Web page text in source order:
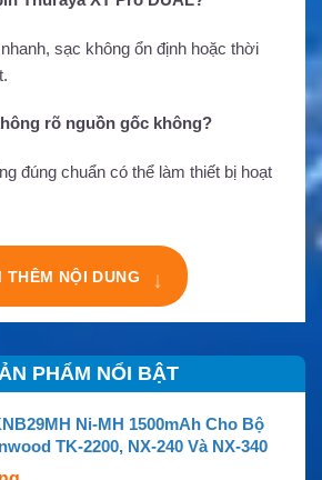
sạc không ổn định hoặc thời
rõ nguồn gốc không?
đúng chuẩn có thể làm thiết bị hoạt
THÊM NỘI DUNG ↓
PHẨM NỔI BẬT
Ni-MH 1500mAh Cho Bộ
TK-2200, NX-240 Và NX-340